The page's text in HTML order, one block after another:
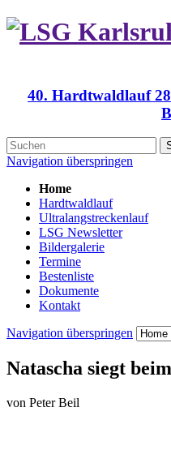
40. Hardtwaldlauf
Navigation überspringen
Home
Hardtwaldlauf
Ultralangstreckenlauf
LSG Newsletter
Bildergalerie
Termine
Bestenliste
Dokumente
Kontakt
Navigation überspringen
Natascha siegt
von Peter Beil